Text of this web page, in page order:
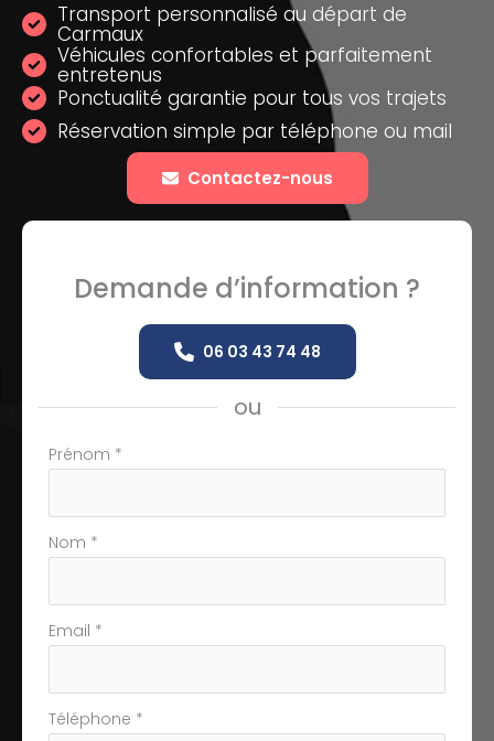
Transport personnalisé au départ de
Carmaux
Véhicules confortables et parfaitement
entretenus
Ponctualité garantie pour tous vos trajets
Réservation simple par téléphone ou mail
Contactez-nous
Demande d’information ?
06 03 43 74 48
ou
Formulaire
téléphone
Prénom *
Nom *
Email *
Téléphone *